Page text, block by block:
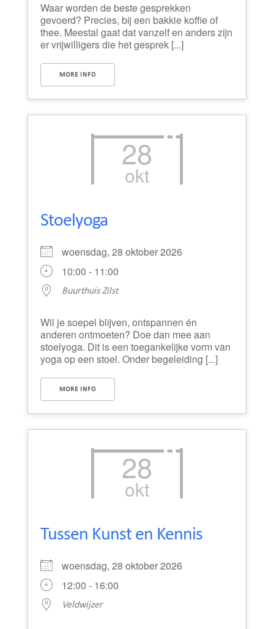
Waar worden de beste gesprekken
gevoerd? Precies, bij een bakkie koffie of
thee. Meestal gaat dat vanzelf en anders zijn
er vrijwilligers die het gesprek [...]
MORE INFO
28
okt
Stoelyoga
woensdag, 28 oktober 2026
10:00 - 11:00
Buurthuis Zilst
Wil je soepel blijven, ontspannen én
anderen ontmoeten? Doe dan mee aan
stoelyoga. Dit is een toegankelijke vorm van
yoga op een stoel. Onder begeleiding [...]
MORE INFO
28
okt
Tussen Kunst en Kennis
woensdag, 28 oktober 2026
12:00 - 16:00
Veldwijzer